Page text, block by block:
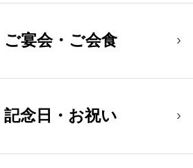
ご宴会・ご会食
記念日・お祝い